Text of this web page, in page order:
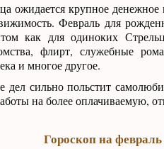
ожидается крупное
Февраль для
как для одиноких
флирт, служебные
и многое другое.
дел сильно польстит
на более оплачиваемую,
Гороскоп на